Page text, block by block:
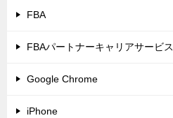
FBA
FBAパートナーキャリアサービス
Google Chrome
iPhone